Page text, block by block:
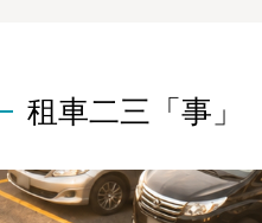
租車二三「事」